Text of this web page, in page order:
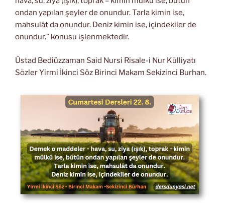
ondan yapılan şeyler de onundur. Tarla kimin ise,
mahsulât da onundur. Deniz kimin ise, içindekiler de
onundur.” konusu işlenmektedir.
Üstad Bediüzzaman Said Nursi Risale-i Nur Külliyatı
Sözler Yirmi İkinci Söz Birinci Makam Sekizinci Burhan.